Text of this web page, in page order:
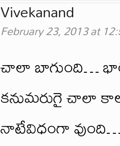
Vivekanand
February 23, 2013 at
చాలా బాగుంది…
కనుమరుగై చాలా
నాటేవిధంగా